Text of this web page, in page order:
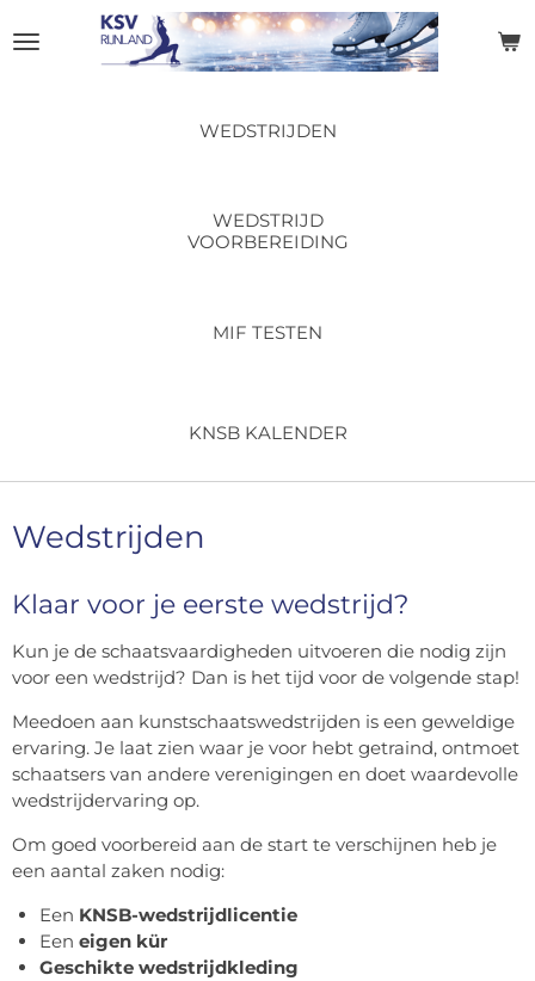
direct
WEDSTRIJDEN
WEDSTRIJD
VOORBEREIDING
MIF TESTEN
KNSB KALENDER
Wedstrijden
Klaar voor je eerste wedstrijd?
Kun je de schaatsvaardigheden uitvoeren die nodig zijn
voor een wedstrijd? Dan is het tijd voor de volgende stap!
Meedoen aan kunstschaatswedstrijden is een geweldige
ervaring. Je laat zien waar je voor hebt getraind, ontmoet
schaatsers van andere verenigingen en doet waardevolle
wedstrijdervaring op.
Om goed voorbereid aan de start te verschijnen heb je
een aantal zaken nodig:
Een KNSB-wedstrijdlicentie
Een eigen kür
Geschikte wedstrijdkleding